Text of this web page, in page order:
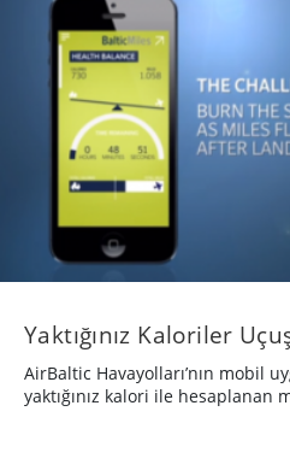
Yaktığınız Kaloriler
AirBaltic Havayolları’nın mobil
yaktığınız kalori ile hesaplanan